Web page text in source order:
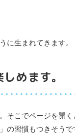
に生まれてきます。
めます。
そこでページを開
の習慣もつきそう